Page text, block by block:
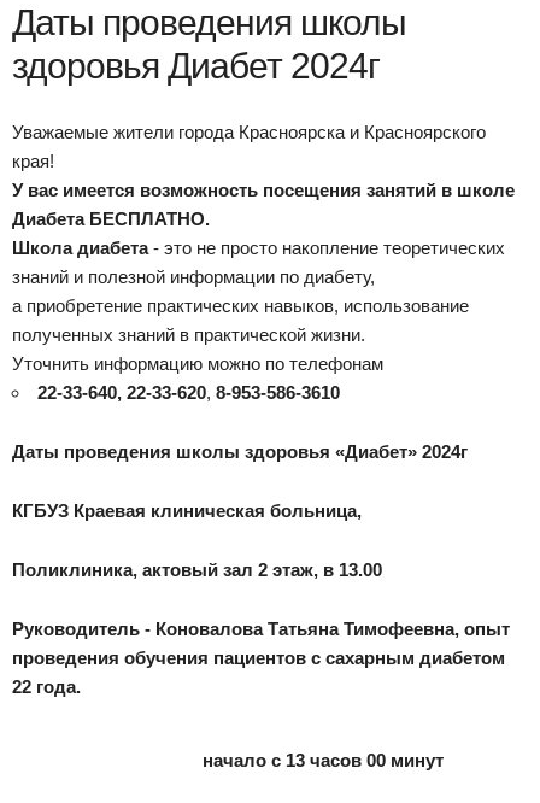
Даты проведения школы
здоровья Диабет 2024г
Уважаемые жители города Красноярска и Красноярского
края!
У вас имеется возможность посещения занятий в школе
Диабета БЕСПЛАТНО.
Школа диабета- это не просто накопление теоретических
знаний и полезной информации по диабету,
а приобретение практических навыков, использование
полученных знаний в практической жизни.
Уточнить информацию можно по телефонам
22-33-640, 22-33-620, 8-953-586-3610
Даты проведения школы здоровья «Диабет» 2024г
КГБУЗ Краевая клиническая больница,
Поликлиника, актовый зал 2 этаж, в 13.00
Руководитель - Коновалова Татьяна Тимофеевна, опыт
проведения обучения пациентов с сахарным диабетом
22 года.
начало с 13 часов 00 минут